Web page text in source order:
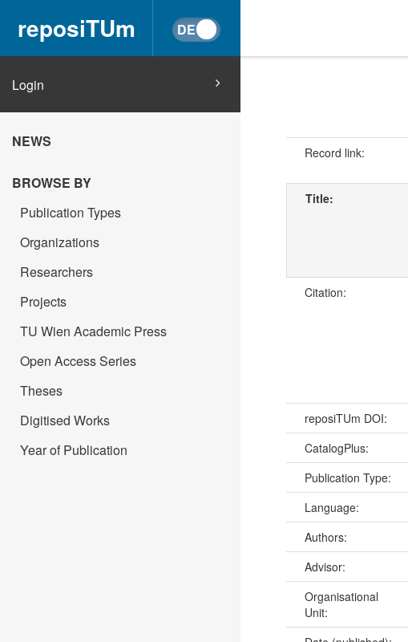
reposiTUm
Login
NEWS
BROWSE BY
Publication Types
Organizations
Researchers
Projects
TU Wien Academic Press
Open Access Series
Theses
Digitised Works
Year of Publication
Record link:
Title:
Citation:
reposiTUm DOI:
CatalogPlus:
Publication Type:
Language:
Authors:
Advisor:
Organisational
Unit: